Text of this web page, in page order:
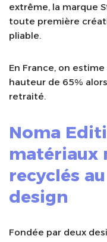
extrême, la marque
toute première
pliable.
En France, on
hauteur de 65%
retraité.
Noma
matériaux
recyclés
design
Fondée par deux